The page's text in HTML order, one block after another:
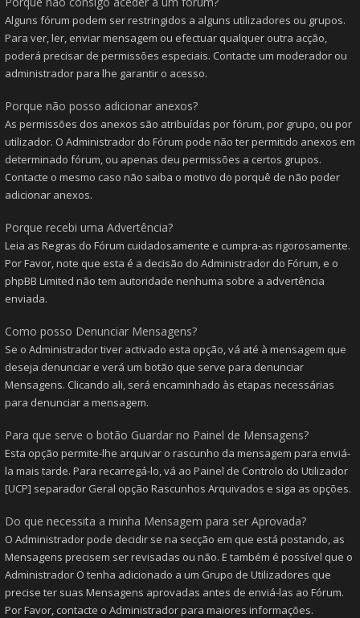
Alguns fórum podem ser restringidos a alguns utilizadores ou grupos.
Para ver, ler, enviar mensagem ou efectuar qualquer outra acção,
poderá precisar de permissões especiais. Contacte um moderador ou
administrador para lhe garantir o acesso.
Porque não posso adicionar anexos?
As permissões dos anexos são atribuídas por fórum, por grupo, ou por
utilizador. O Administrador do Fórum pode não ter permitido anexos em
determinado fórum, ou apenas deu permissões a certos grupos.
Contacte o mesmo caso não saiba o motivo do porquê de não poder
adicionar anexos.
Porque recebi uma Advertência?
Leia as Regras do Fórum cuidadosamente e cumpra-as rigorosamente.
Por Favor, note que esta é a decisão do Administrador do Fórum, e o
phpBB Limited não tem autoridade nenhuma sobre a advertência
enviada.
Como posso Denunciar Mensagens?
Se o Administrador tiver activado esta opção, vá até à mensagem que
deseja denunciar e verá um botão que serve para denunciar
Mensagens. Clicando ali, será encaminhado às etapas necessárias
para denunciar a mensagem.
Para que serve o botão Guardar no Painel de Mensagens?
Esta opção permite-lhe arquivar o rascunho da mensagem para enviá-
la mais tarde. Para recarregá-lo, vá ao Painel de Controlo do Utilizador
[UCP] separador Geral opção Rascunhos Arquivados e siga as opções.
Do que necessita a minha Mensagem para ser Aprovada?
O Administrador pode decidir se na secção em que está postando, as
Mensagens precisem ser revisadas ou não. E também é possível que o
Administrador O tenha adicionado a um Grupo de Utilizadores que
precise ter suas Mensagens aprovadas antes de enviá-las ao Fórum.
Por Favor, contacte o Administrador para maiores informações.